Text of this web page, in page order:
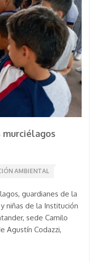
murciélagos
AMBIENTAL
guardianes de la
niñas de la Institución
sede Camilo
Agustín Codazzi,